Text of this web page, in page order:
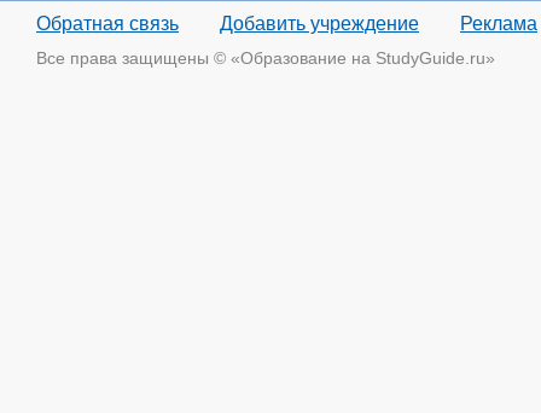
Обратная связь Добавить учреждение Реклама
Все права защищены © «Образование на StudyGuide.ru»